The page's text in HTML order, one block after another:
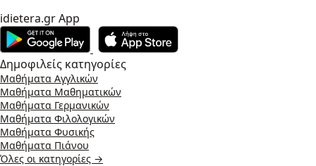
idietera.gr App
Δημοφιλείς κατηγορίες
Μαθήματα Αγγλικών
Μαθήματα Μαθηματικών
Μαθήματα Γερμανικών
Μαθήματα Φιλολογικών
Μαθήματα Φυσικής
Μαθήματα Πιάνου
Όλες οι κατηγορίες →